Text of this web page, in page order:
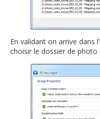
En validant on arrive dans
choisir le dossier de photo